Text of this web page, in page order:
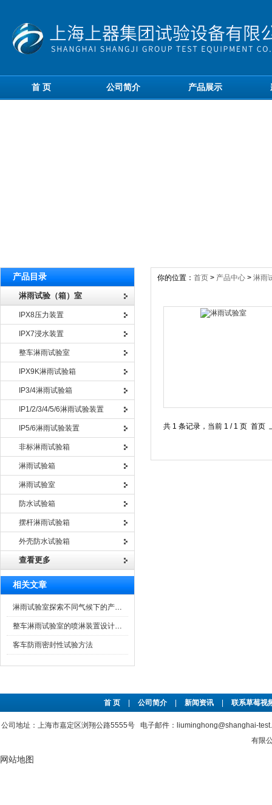
首 页 公司简介 产品展示
产品目录
淋雨试验（箱）室
IPX8压力装置
IPX7浸水装置
整车淋雨试验室
IPX9K淋雨试验箱
IP3/4淋雨试验箱
IP1/2/3/4/5/6淋雨试验装置
IP5/6淋雨试验装置
非标淋雨试验箱
淋雨试验箱
淋雨试验室
防水试验箱
摆杆淋雨试验箱
外壳防水试验箱
查看更多
相关文章
淋雨试验室探索不同气候下的产品可靠性
整车淋雨试验室的喷淋装置设计介绍
客车防雨密封性试验方法
你的位置： 首页 > 产品中心 > 淋雨
共 1 条记录，当前 1 / 1 页 首
首 页 公司简介 新闻资讯 联系草莓视
公司地址：上海市嘉定区浏翔公路5555号 电子邮件：liuminghong@shanghai-
有限公
网站地图